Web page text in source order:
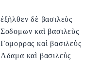
ἐξῆλθεν δὲ βασιλεὺς
Σοδομων καὶ βασιλεὺς
Γομορρας καὶ βασιλεὺς
Αδαμα καὶ βασιλεὺς